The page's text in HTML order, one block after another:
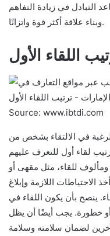
التبادل في زيادة التفاهم
وبناء علاقة أكثر قوة واتزانًا.
اللقاء الأول
Source: www.ibtdi.com
في الالتقاء بشخص من
لقاء أول للتعرف عليهم
للقاء، مثل مقهى أو
اللازمة وإبلاغ
ينصح بأن يكون اللقاء في
خطورة. يجب أيضًا أن يظل
لضمان سلامته وسلامة